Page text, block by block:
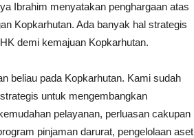
Ibrahim menyatakan penghargaan atas
Kopkarhutan. Ada banyak hal strategis
demi kemajuan Kopkarhutan.
beliau pada Kopkarhutan. Kami sudah
untuk mengembangkan
pelayanan, perluasan cakupan
pinjaman darurat, pengelolaan aset